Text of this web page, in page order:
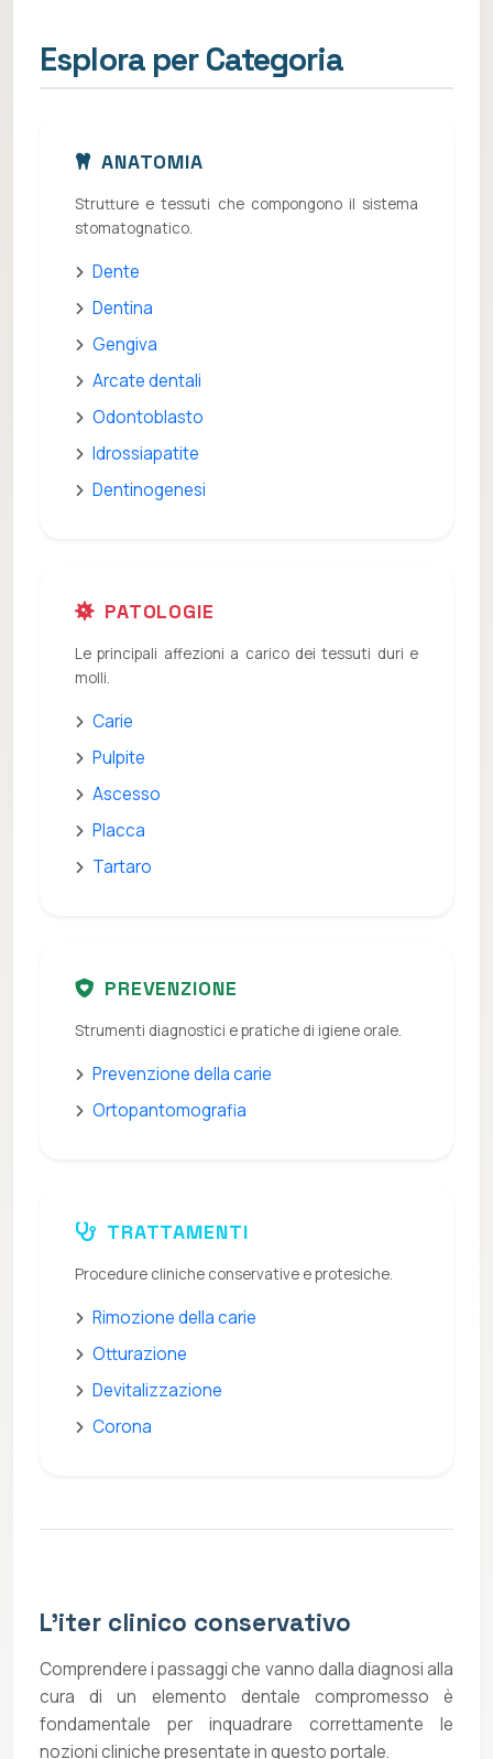
Esplora per Categoria
ANATOMIA
Strutture e tessuti che compongono il sistema
stomatognatico.
Dente
Dentina
Gengiva
Arcate dentali
Odontoblasto
Idrossiapatite
Dentinogenesi
PATOLOGIE
Le principali affezioni a carico dei tessuti duri e
molli.
Carie
Pulpite
Ascesso
Placca
Tartaro
PREVENZIONE
Strumenti diagnostici e pratiche di igiene orale.
Prevenzione della carie
Ortopantomografia
TRATTAMENTI
Procedure cliniche conservative e protesiche.
Rimozione della carie
Otturazione
Devitalizzazione
Corona
L'iter clinico conservativo
Comprendere i passaggi che vanno dalla diagnosi alla
cura di un elemento dentale compromesso è
fondamentale per inquadrare correttamente le
nozioni cliniche presentate in questo portale.